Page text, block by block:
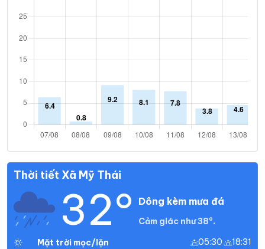
Thời tiết Xã Mỹ Thái
32° Dông kèm mưa đá
Cảm giác như 38°.
Mặt trời mọc/lặn
05:30 18:31